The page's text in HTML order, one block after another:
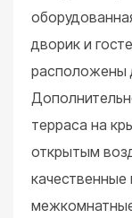
дворик и
расположены
терраса на
открытым